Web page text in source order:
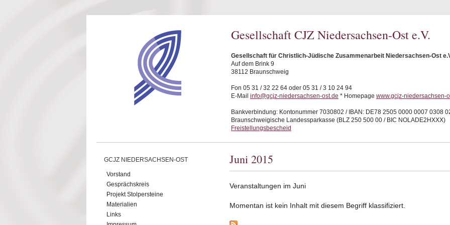
Gesellschaft CJZ Niedersachsen-Ost e.V.
Gesellschaft für Christlich-Jüdische Zusammenarbeit Niedersachsen-Ost
Auf dem Brink 9
38112 Braunschweig
Fon 05 31 / 32 22 64 oder 05 31 / 3 10 24 94
E-Mail info@gcjz-niedersachsen-ost.de * Homepage www.gcjz-niedersachsen-
Bankverbindung: Kontonummer 7030802 / IBAN: DE78 2505 0000 0007 0308
Braunschweigische Landessparkasse (BLZ 250 500 00 / BIC NOLADE2HXXX)
Freistellungsbescheid
GCJZ NIEDERSACHSEN-OST
Vorstand
Gesprächskreis
Projekt Stolpersteine
Materialien
Links
Juni 2015
Veranstaltungen im Juni
Momentan ist kein Inhalt mit diesem Begriff klassifiziert.